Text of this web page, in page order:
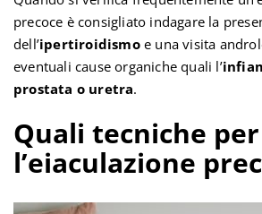
precoce è consigliato indagare la
dell’ipertiroidismoe una visita
eventuali cause organiche quali l’
prostata o uretra.
Quali tecniche
l’eiaculazione